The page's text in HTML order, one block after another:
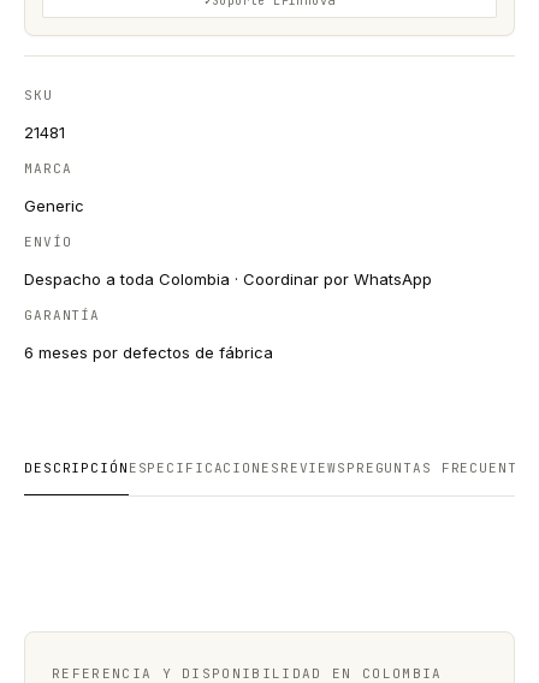
SKU
21481
MARCA
Generic
ENVÍO
Despacho a toda Colombia · Coordinar por WhatsApp
GARANTÍA
6 meses por defectos de fábrica
DESCRIPCIÓN ESPECIFICACIONES REVIEWS PREGUNTAS FRECUENTES
REFERENCIA Y DISPONIBILIDAD EN COLOMBIA